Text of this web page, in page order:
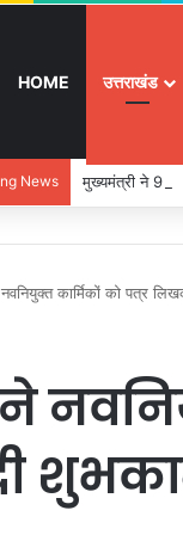
HOME उत्तराखंड
News मुख्यमंत्री ने 9
कार्मिकों को पत्र